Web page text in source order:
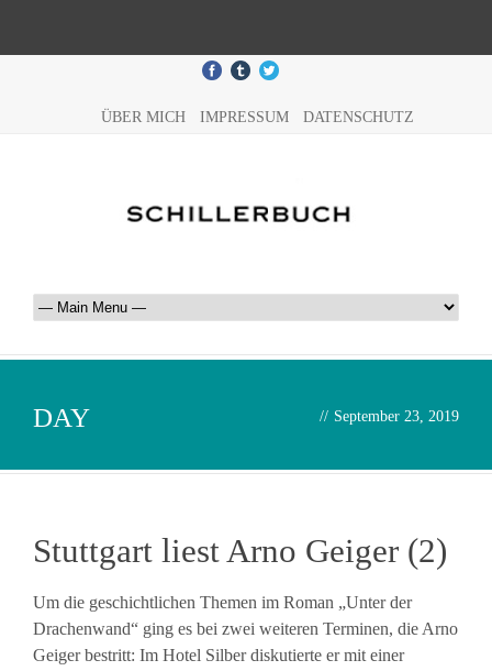
ÜBER MICH IMPRESSUM DATENSCHUTZ
DAY // September 23, 2019
Stuttgart liest Arno Geiger (2)
Um die geschichtlichen Themen im Roman „Unter der
Drachenwand“ ging es bei zwei weiteren Terminen, die Arno
Geiger bestritt: Im Hotel Silber diskutierte er mit einer